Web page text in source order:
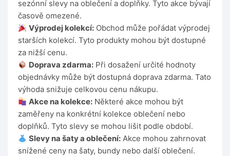
sezónní slevy na oblečení a doplňky. Tyto akce bývají
časově omezené.
Výprodej kolekcí: Obchod může pořádat výprodej
starších kolekcí. Tyto produkty mohou být dostupné
za nižší cenu.
Doprava zdarma: Při dosažení určité hodnoty
objednávky může být dostupná doprava zdarma. Tato
výhoda snižuje celkovou cenu nákupu.
Akce na kolekce: Některé akce mohou být
zaměřeny na konkrétní kolekce oblečení nebo
doplňků. Tyto slevy se mohou lišit podle období.
Slevy na šaty a oblečení: Akce mohou zahrnovat
snížené ceny na šaty, bundy nebo další oblečení.